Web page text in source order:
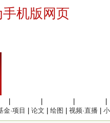
机版网页
金·项目 论文 绘图 视频·直播